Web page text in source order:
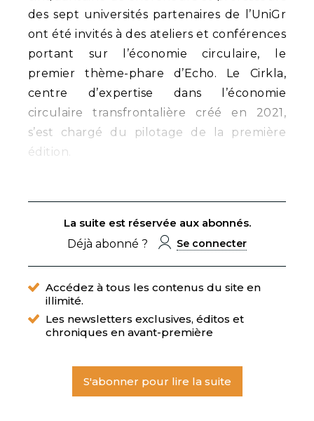
des sept universités partenaires de l’UniGr
ont été invités à des ateliers et conférences
portant sur l’économie circulaire, le
premier thème-phare d’Echo. Le Cirkla,
centre d’expertise dans l’économie
circulaire transfrontalière créé en 2021,
s’est chargé du pilotage de la première
édition.
La suite est réservée aux abonnés.
Déjà abonné ?
Se connecter
Accédez à tous les contenus du site en
illimité.
Les newsletters exclusives, éditos et
chroniques en avant-première
S'abonner pour lire la suite